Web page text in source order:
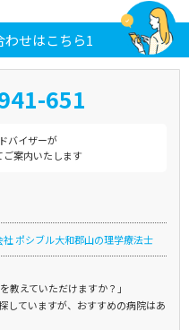
わせはこちら1
651
バイザーが
案内いたします
ポシブル大和郡山の理学療法士
教えていただけますか？」
していますが、おすすめの病院はあ